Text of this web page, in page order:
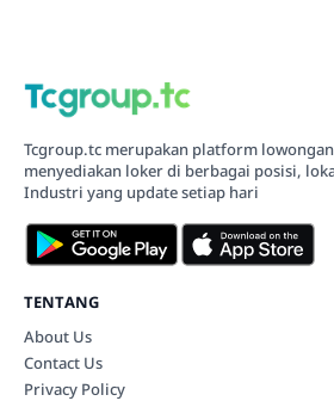
Tcgroup.tc merupakan platform
menyediakan loker di berbagai posisi,
Industri yang update setiap hari
TENTANG
About Us
Contact Us
Privacy Policy